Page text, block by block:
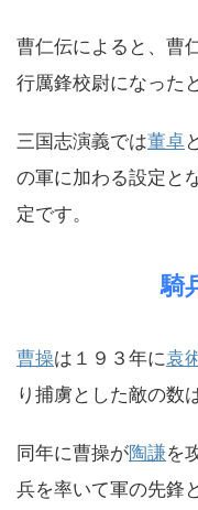
曹仁伝によると、曹
行厲鋒校尉になった
三国志演義では董卓
の軍に加わる設定と
定です。
騎
曹操は１９３年に袁
り捕虜とした敵の数
同年に曹操が陶謙を
兵を率いて軍の先鋒